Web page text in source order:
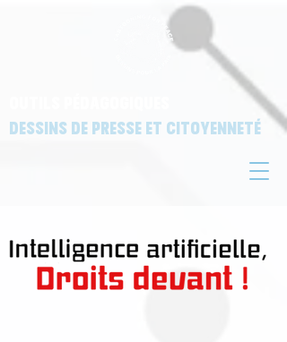
Dessins de presse et citoyenneté